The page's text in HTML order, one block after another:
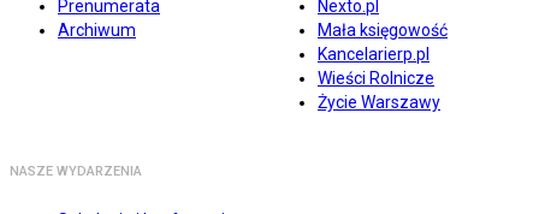
Prenumerata
Archiwum
Nexto.pl
Mała księgowość
Kancelarierp.pl
Wieści Rolnicze
Życie Warszawy
NASZE WYDARZENIA